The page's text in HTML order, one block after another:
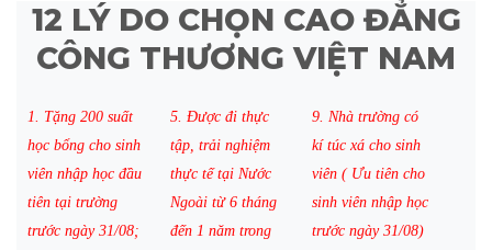
12 LÝ DO CHỌN CAO ĐẲNG
CÔNG THƯƠNG VIỆT NAM
1. Tặng 200 suất
học bổng cho sinh
viên nhập học đầu
tiên tại trường
trước ngày 31/08;
5. Được đi thực
tập, trải nghiệm
thực tế tại Nước
Ngoài từ 6 tháng
đến 1 năm trong
9. Nhà trường có
kí túc xá cho sinh
viên ( Ưu tiên cho
sinh viên nhập học
trước ngày 31/08)